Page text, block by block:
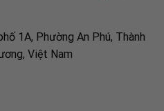
1A, Phường An Phú, Thành
Việt Nam